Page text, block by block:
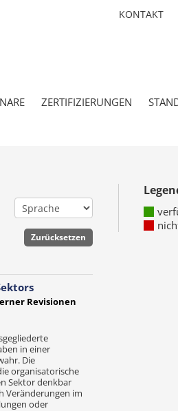
KONTAKT
ZERTIFIZIERUNGEN
Revisionen
in einer
Die
organisatorische
Sektor denkbar
Veränderungen im
oder